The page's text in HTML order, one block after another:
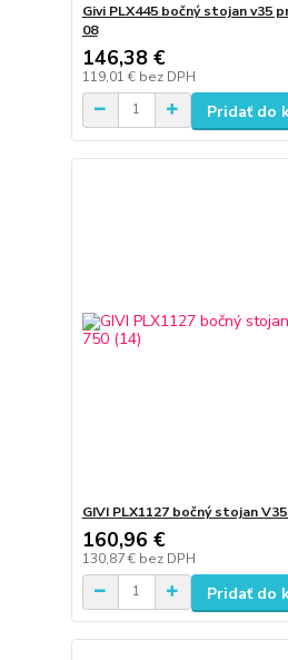
Givi PLX445 bočný stojan v35
08
146,38 €
119,01 € bez DPH
Pridať do
GIVI PLX1127 bočný stojan
160,96 €
130,87 € bez DPH
Pridať do